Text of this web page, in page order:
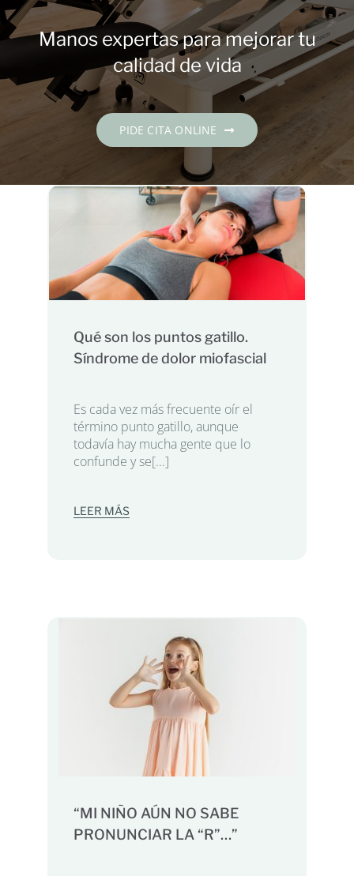
Contacto
Español
Manos expertas para mejorar tu
calidad de vida
PIDE CITA ONLINE
Qué son los puntos gatillo.
Síndrome de dolor miofascial
Es cada vez más frecuente oír el
término punto gatillo, aunque
todavía hay mucha gente que lo
confunde y se[...]
LEER MÁS
“MI NIÑO AÚN NO SABE
PRONUNCIAR LA “R”…”